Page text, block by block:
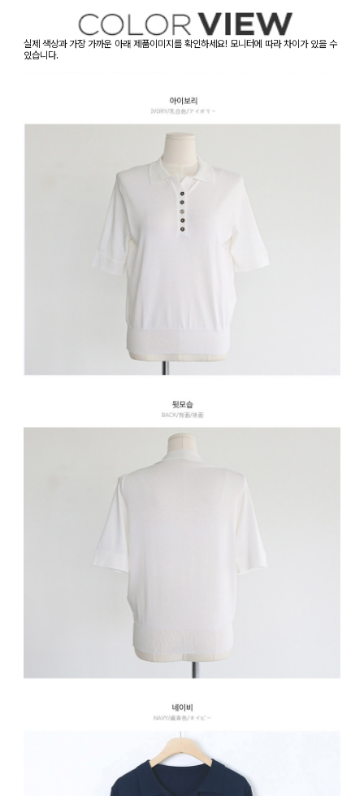
실제 색상과 가장 가까운 아래 제품이미지를 확인하세요! 모니터에 따라 차이가 있을 수
있습니다.